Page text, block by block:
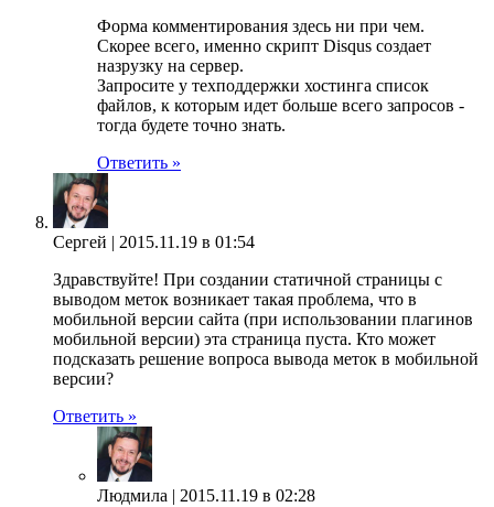
Форма комментирования здесь ни при чем.
Скорее всего, именно скрипт Disqus создает
назрузку на сервер.
Запросите у техподдержки хостинга список
файлов, к которым идет больше всего запросов -
тогда будете точно знать.
Ответить »
Сергей | 2015.11.19 в 01:54
Здравствуйте! При создании статичной страницы с
выводом меток возникает такая проблема, что в
мобильной версии сайта (при использовании плагинов
мобильной версии) эта страница пуста. Кто может
подсказать решение вопроса вывода меток в мобильной
версии?
Ответить »
Людмила | 2015.11.19 в 02:28